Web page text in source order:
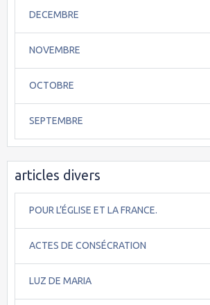
DECEMBRE
NOVEMBRE
OCTOBRE
SEPTEMBRE
articles divers
POUR L’ÉGLISE ET LA FRANCE.
ACTES DE CONSÉCRATION
LUZ DE MARIA